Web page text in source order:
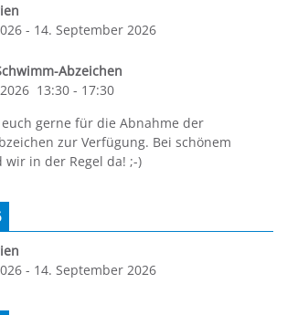
- 14. September 2026
Abzeichen
13:30 - 17:30
gerne für die Abnahme der
zur Verfügung. Bei schönem
wir in der Regel da! ;-)
- 14. September 2026